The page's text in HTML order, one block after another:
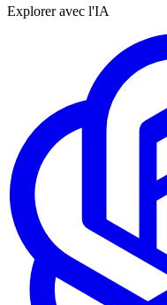
Explorer avec l'IA